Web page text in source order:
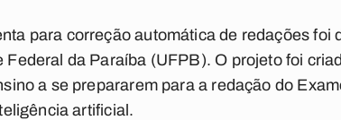
para correção automática de redações foi
Federal da Paraíba (UFPB). O projeto foi
a se prepararem para a redação do
artificial.